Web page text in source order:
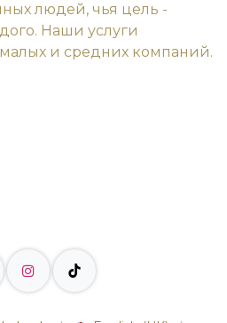
людей, чья цель -
Наши услуги
и средних компаний.